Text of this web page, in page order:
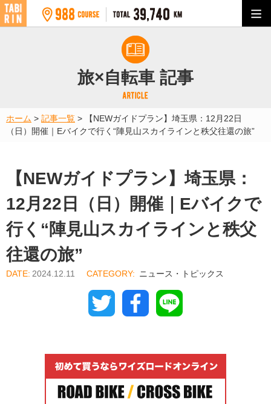
旅×自転車 記事
ホーム > 記事一覧 >
【NEWガイドプラン】埼玉県：12月22日
（日）開催｜Eバイクで行く“陣見山スカイラインと秩父往還の旅”
【NEWガイドプラン】埼玉県：
12月22日（日）開催｜Eバイクで
行く“陣見山スカイラインと秩父
往還の旅”
2024.12.11 ニュース・トピックス
Twitter Facebook